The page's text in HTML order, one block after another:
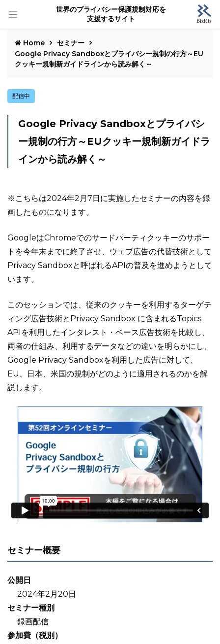
世界のプライバシー保護規制対応を
支援するサイト
Home
セミナー
Google Privacy Sandboxとプライバシー規制の行方～EU
クッキー規制新ガイドラインから読み解く～
配信中
Google Privacy Sandboxとプライバシ
ー規制の行方～EUクッキー規制新ガイドラ
インから読み解く～
※こちらは2024年2月7日に実施したセミナーの内容を録
画したものになります。
GoogleはChromeでのサードパーティクッキーのサポー
トを今年末までに終了させ、ウェブ広告の代替技術として
Privacy Sandboxと呼ばれるAPIの普及を進めようとして
います。
このセッションでは、従来のクッキーを利用するターゲテ
ィング広告技術とPrivacy Sandbox に含まれるTopics
APIを利用したインタレスト・ベース広告技術を比較し、
両者の仕組み、利用するデータなどの違いを明らかにし、
Google Privacy Sandboxを利用した広告に対して、
EU、日本、米国の規制がどのように適用されるのかを解
説します。
セミナー概要
公開日
2024年2月20日
セミナー種別
録画配信
参加費（税別）